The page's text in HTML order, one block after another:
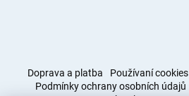
Doprava a platba Používaní cookies
Podmínky ochrany osobních údajů